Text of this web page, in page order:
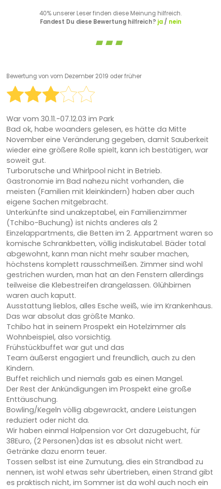
40% unserer Leser finden diese Meinung hilfreich.
Fandest Du diese Bewertung hilfreich? ja/ nein
Bewertung von vom Dezember 2019 oder früher
War vom 30.11.-07.12.03 im Park
Bad ok, habe woanders gelesen, es hätte da Mitte
November eine Veränderung gegeben, damit Sauberkeit
wieder eine größere Rolle spielt, kann ich bestätigen, war
soweit gut.
Turborutsche und Whirlpool nicht in Betrieb.
Gastronomie im Bad nahezu nicht vorhanden, die
meisten (Familien mit kleinkindern) haben aber auch
eigene Sachen mitgebracht.
Unterkünfte sind unakzeptabel, ein Familienzimmer
(Tchibo-Buchung) ist nichts anderes als 2
Einzelappartments, die Betten im 2. Appartment waren so
komische Schrankbetten, völlig indiskutabel. Bäder total
abgewohnt, kann man nicht mehr sauber machen,
höchstens komplett rausschmeißen. Zimmer sind wohl
gestrichen wurden, man hat an den Fenstern allerdings
teilweise die Klebestreifen drangelassen. Glühbirnen
waren auch kaputt.
Ausstattung lieblos, alles Esche weiß, wie im Krankenhaus.
Das war absolut das größte Manko.
Tchibo hat in seinem Prospekt ein Hotelzimmer als
Wohnbeispiel, also vorsichtig.
Frühstückbuffet war gut und das
Team äußerst engagiert und freundlich, auch zu den
Kindern.
Buffet reichlich und niemals gab es einen Mangel.
Der Rest der Ankündigungen im Prospekt eine große
Enttäuschung.
Bowling/Kegeln völlig abgewrackt, andere Leistungen
reduziert oder nicht da.
Wir haben einmal Halpension vor Ort dazugebucht, für
38Euro, (2 Personen)das ist es absolut nicht wert.
Getränke dazu enorm teuer.
Tossen selbst ist eine Zumutung, dies ein Strandbad zu
nennen, ist wohl etwas sehr übertrieben, einen Strand gibt
es praktisch nicht, im Sommer ist da wohl auch noch ein